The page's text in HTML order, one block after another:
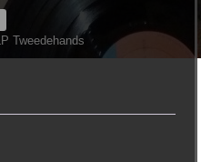
LP Tweedehands